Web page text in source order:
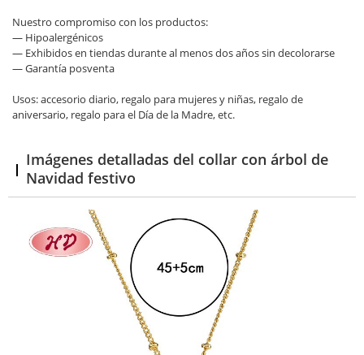
Nuestro compromiso con los productos:
— Hipoalergénicos
— Exhibidos en tiendas durante al menos dos años sin decolorarse
— Garantía posventa
Usos: accesorio diario, regalo para mujeres y niñas, regalo de
aniversario, regalo para el Día de la Madre, etc.
Imágenes detalladas del collar con árbol de
Navidad festivo